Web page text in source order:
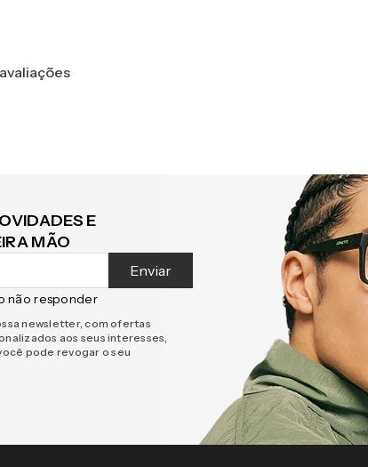
E
MÃO
Enviar
não responder
newsletter, com ofertas
aos seus interesses,
pode revogar o seu